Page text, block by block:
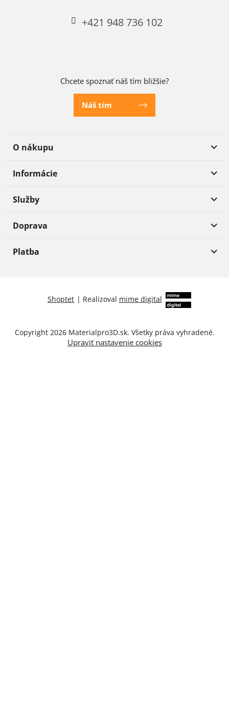
+421 948 736 102
Chcete spoznať náš tím bližšie?
Náš tím
O nákupu
Informácie
Služby
Doprava
Platba
Shoptet | Realizoval mime digital
Copyright 2026 Materialpro3D.sk. Všetky práva vyhradené.
Upraviť nastavenie cookies